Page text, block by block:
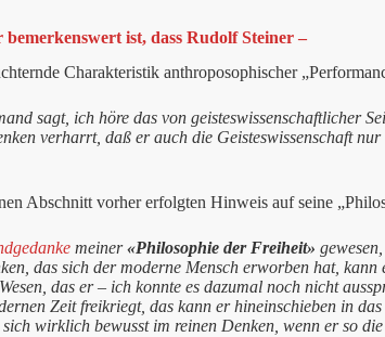
ist, dass Rudolf Steiner –
Charakteristik anthroposophischer
sagt, ich höre das von geisteswissenschaftlicher
verharrt, daß er auch die Geisteswissenschaft
Abschnitt vorher erfolgten Hinweis auf seine
meiner«Philosophie der Freiheit»
das sich der moderne Mensch erworben hat, kann
das er – ich konnte es dazumal noch nicht
Zeit freikriegt, das kann er hineinschieben in
sich wirklich bewusst im reinen Denken, wenn er so